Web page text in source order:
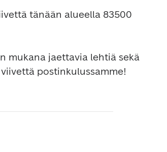
tänään alueella 83500
mukana jaettavia lehtiä sekä
postinkulussamme!